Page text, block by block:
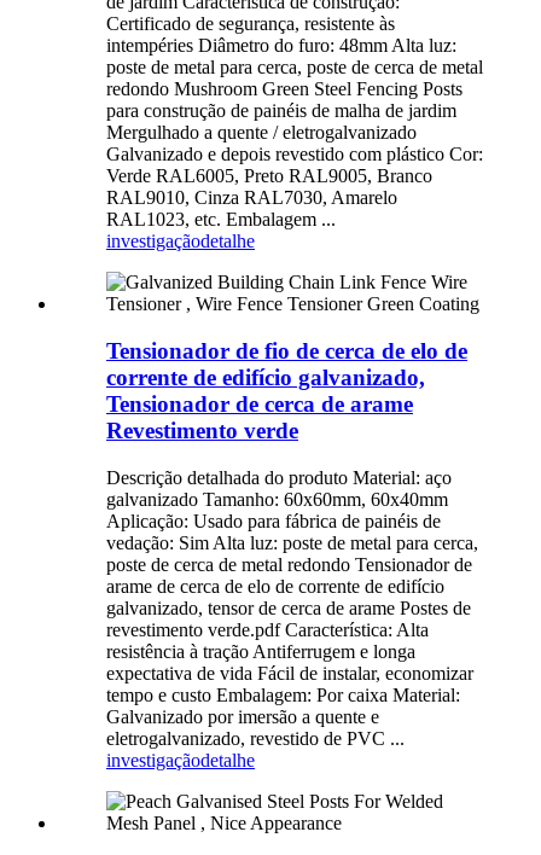
Certificado de segurança, resistente às
intempéries Diâmetro do furo: 48mm Alta luz:
poste de metal para cerca, poste de cerca de metal
redondo Mushroom Green Steel Fencing Posts
para construção de painéis de malha de jardim
Mergulhado a quente / eletrogalvanizado
Galvanizado e depois revestido com plástico Cor:
Verde RAL6005, Preto RAL9005, Branco
RAL9010, Cinza RAL7030, Amarelo
RAL1023, etc. Embalagem ...
investigaçãodetalhe
Tensionador de fio de cerca de elo de
corrente de edifício galvanizado,
Tensionador de cerca de arame
Revestimento verde
Descrição detalhada do produto Material: aço
galvanizado Tamanho: 60x60mm, 60x40mm
Aplicação: Usado para fábrica de painéis de
vedação: Sim Alta luz: poste de metal para cerca,
poste de cerca de metal redondo Tensionador de
arame de cerca de elo de corrente de edifício
galvanizado, tensor de cerca de arame Postes de
revestimento verde.pdf Característica: Alta
resistência à tração Antiferrugem e longa
expectativa de vida Fácil de instalar, economizar
tempo e custo Embalagem: Por caixa Material:
Galvanizado por imersão a quente e
eletrogalvanizado, revestido de PVC ...
investigaçãodetalhe